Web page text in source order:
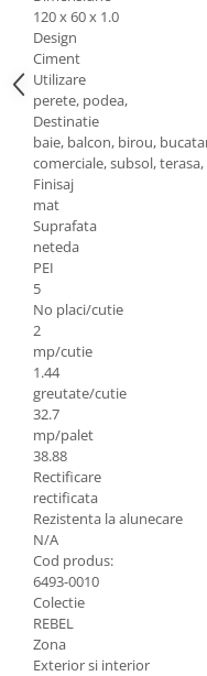
120 x 60 x 1.0
Design
Ciment
Utilizare
perete, podea,
Destinatie
baie, balcon, birou,
comerciale, subsol, terasa,
Finisaj
mat
Suprafata
neteda
PEI
5
No placi/cutie
2
mp/cutie
1.44
greutate/cutie
32.7
mp/palet
38.88
Rectificare
rectificata
Rezistenta la alunecare
N/A
Cod produs:
6493-0010
Colectie
REBEL
Zona
Exterior si interior